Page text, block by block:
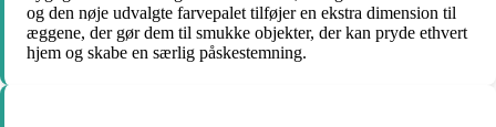
og den nøje udvalgte farvepalet tilføjer en ekstra dimension til
æggene, der gør dem til smukke objekter, der kan pryde ethvert
hjem og skabe en særlig påskestemning.